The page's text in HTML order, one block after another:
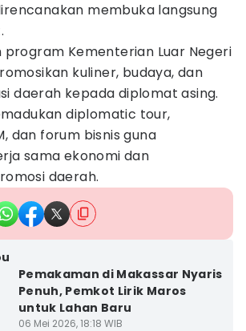
membuka langsung
program Kementerian Luar Negeri
kuliner, budaya, dan
daerah kepada diplomat asing.
diplomatic tour,
dan forum bisnis guna
sama ekonomi dan
daerah.
Pemakaman di Makassar Nyaris
Penuh, Pemkot Lirik Maros
untuk Lahan Baru
06 Mei 2026, 18:18 WIB